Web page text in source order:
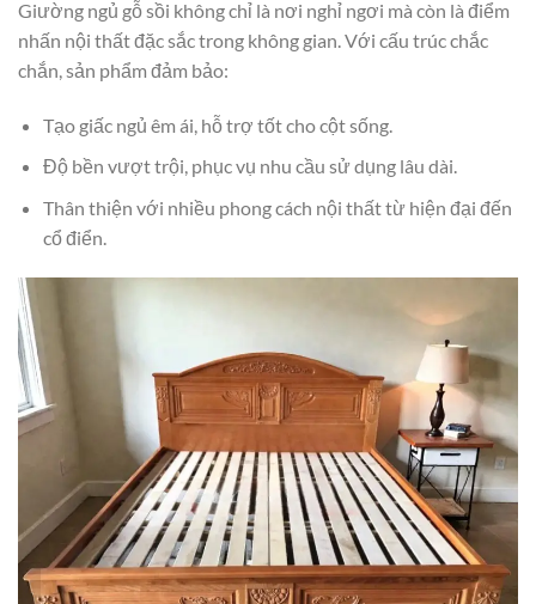
Giường ngủ gỗ sồi không chỉ là nơi nghỉ ngơi mà còn là điểm
nhấn nội thất đặc sắc trong không gian. Với cấu trúc chắc
chắn, sản phẩm đảm bảo:
Tạo giấc ngủ êm ái, hỗ trợ tốt cho cột sống.
Độ bền vượt trội, phục vụ nhu cầu sử dụng lâu dài.
Thân thiện với nhiều phong cách nội thất từ hiện đại đến
cổ điển.